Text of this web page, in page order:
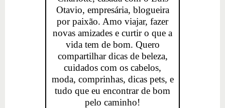
Otavio, empresária, blogueira
por paixão. Amo viajar, fazer
novas amizades e curtir o que a
vida tem de bom. Quero
compartilhar dicas de beleza,
cuidados com os cabelos,
moda, comprinhas, dicas pets, e
tudo que eu encontrar de bom
pelo caminho!